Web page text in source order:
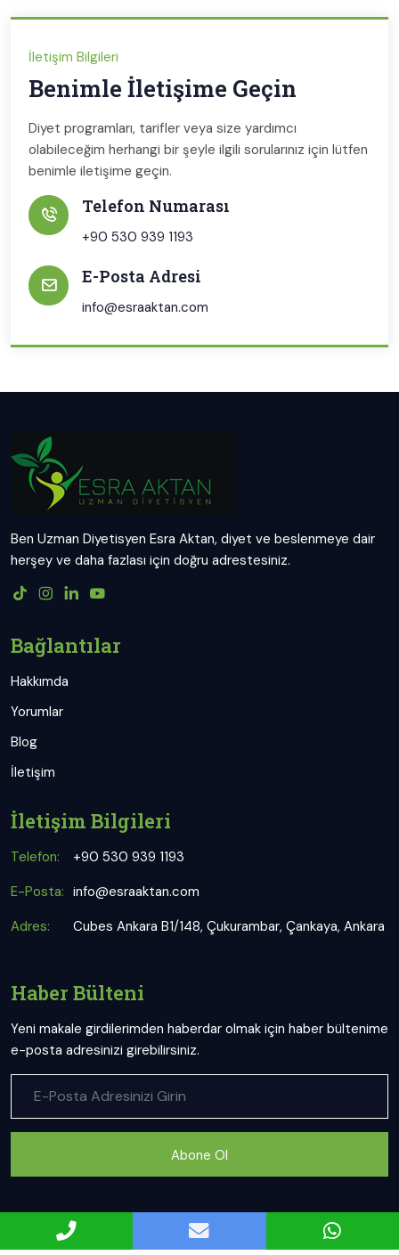
İletişim Bilgileri
Benimle İletişime Geçin
Diyet programları, tarifler veya size yardımcı
olabileceğim herhangi bir şeyle ilgili sorularınız için lütfen
benimle iletişime geçin.
Telefon Numarası
+90 530 939 1193
E-Posta Adresi
info@esraaktan.com
Ben Uzman Diyetisyen Esra Aktan, diyet ve beslenmeye dair
herşey ve daha fazlası için doğru adrestesiniz.
Bağlantılar
Hakkımda
Yorumlar
Blog
İletişim
İletişim Bilgileri
Telefon:
+90 530 939 1193
E-Posta: info@esraaktan.com
Adres:
Cubes Ankara B1/148, Çukurambar, Çankaya, Ankara
Haber Bülteni
Yeni makale girdilerimden haberdar olmak için haber bültenime
e-posta adresinizi girebilirsiniz.
Abone Ol
Uzman Diyetisyen Esra Aktan web sitesi ve sosyal mecra